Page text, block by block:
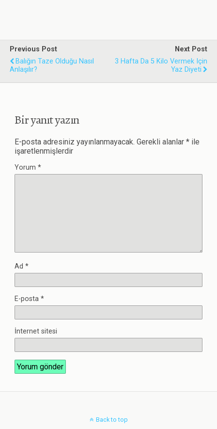
Previous Post
Balığın Taze Olduğu Nasıl
Anlaşılır?
Next Post
3 Hafta Da 5 Kilo Vermek Için
Yaz Diyeti
Bir yanıt yazın
E-posta adresiniz yayınlanmayacak. Gerekli alanlar * ile
işaretlenmişlerdir
Yorum *
Ad *
E-posta *
İnternet sitesi
Back to top